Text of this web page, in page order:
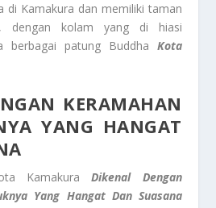
di Kamakura dan memiliki taman
dengan kolam yang di hiasi
berbagai patung Buddha Kota
KERAMAHAN
YANG HANGAT
KamakuraDikenal Dengan
Yang Hangat Dan Suasana